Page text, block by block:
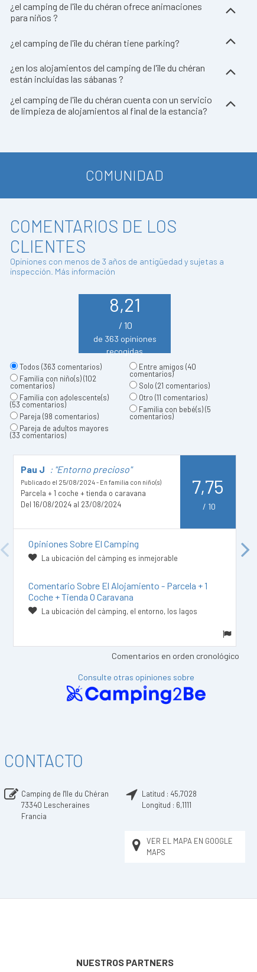
¿el camping de l'île du chéran ofrece animaciones
para niños ?
¿el camping de l'île du chéran tiene parking?
¿en los alojamientos del camping de l'île du chéran
están incluidas las sábanas ?
¿el camping de l'île du chéran cuenta con un servicio
de limpieza de alojamientos al final de la estancia?
COMUNIDAD
COMENTARIOS DE LOS
CLIENTES
Opiniones con menos de 3 años de antigüedad y sujetas a
inspección. Más información
8,21
/ 10
de 363 opiniones
recogidas
Todos (363 comentarios)
Familia con niño(s)(102
comentarios)
Familia con adolescente(s)
(53 comentarios)
Pareja (98 comentarios)
Pareja de adultos mayores
(33 comentarios)
Entre amigos (40
comentarios)
Solo (21 comentarios)
Otro (11 comentarios)
Familia con bebé(s)(5
comentarios)
Previous
Pau J : "Entorno precioso"
Publicado el 25/08/2024 - En familia con niño(s)
Parcela + 1 coche + tienda o caravana
Del 16/08/2024 al 23/08/2024
7,75
/ 10
Opiniones Sobre El Camping
La ubicación del càmping es inmejorable
Comentario Sobre El Alojamiento - Parcela + 1
Coche + Tienda O Caravana
La ubicación del càmping, el entorno, los lagos
Next
Comentarios en orden cronológico
Consulte otras opiniones sobre
CONTACTO
Camping de l'Ile du Chéran
73340 Lescheraines
Francia
Latitud : 45,7028
Longitud : 6,1111
VER EL MAPA EN GOOGLE
MAPS
NUESTROS PARTNERS